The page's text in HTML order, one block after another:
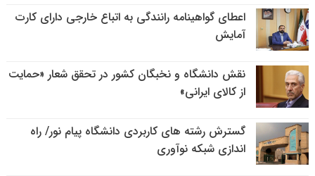
اعطای گواهینامه رانندگی به اتباع خارجی دارای کارت
آمایش
نقش دانشگاه و نخبگان کشور در تحقق شعار «حمایت
از کالای ایرانی»
گسترش رشته های کاربردی دانشگاه پیام نور/ راه
اندازی شبکه نوآوری